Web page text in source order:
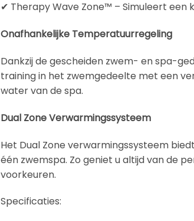
✔ Therapy Wave Zone™ – Simuleert
Onafhankelijke Temperatuurregeling
Dankzij de gescheiden zwem- en spa-
training in het zwemgedeelte met een
water van de spa.
Dual Zone Verwarmingssysteem
Het Dual Zone verwarmingssysteem
één zwemspa. Zo geniet u altijd van de
voorkeuren.
Specificaties: